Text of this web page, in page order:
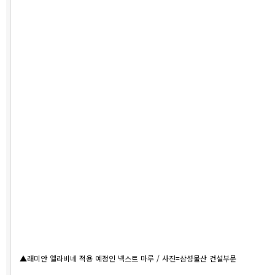
▲래미안 엘라비네 적용 예정인 넥스트 마루 / 사진=삼성물산 건설부문